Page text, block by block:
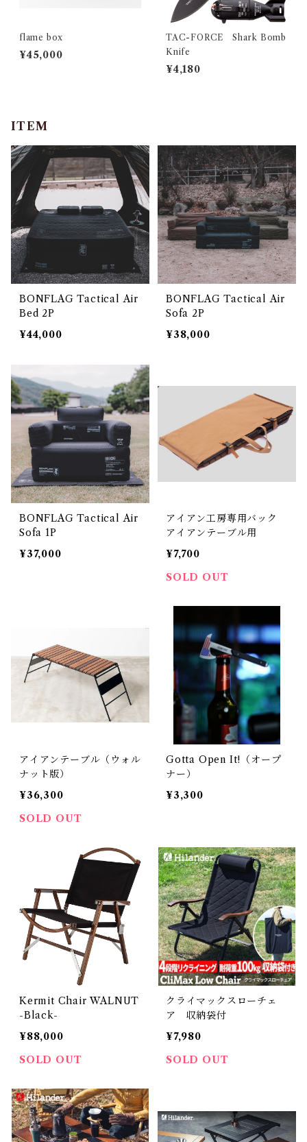
flame box
¥45,000
TAC-FORCE Shark Bomb
Knife
¥4,180
ITEM
BONFLAG Tactical Air
Bed 2P
¥44,000
BONFLAG Tactical Air
Sofa 2P
¥38,000
BONFLAG Tactical Air
Sofa 1P
¥37,000
アイアン工房専用バック
アイアンテーブル用
¥7,700
SOLD OUT
アイアンテーブル（ウォル
ナット版）
¥36,300
SOLD OUT
Gotta Open It!（オープ
ナー）
¥3,300
Kermit Chair WALNUT
-Black-
¥88,000
SOLD OUT
クライマックスローチェ
ア 収納袋付
¥7,980
SOLD OUT